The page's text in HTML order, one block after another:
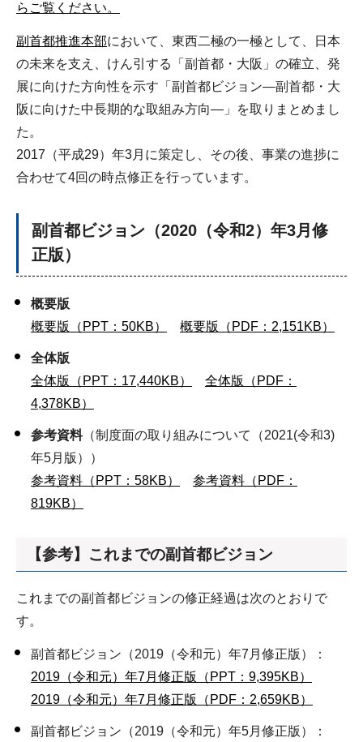
らご覧ください。
副首都推進本部において、東西二極の一極として、日本
の未来を支え、けん引する「副首都・大阪」の確立、発
展に向けた方向性を示す「副首都ビジョン―副首都・大
阪に向けた中長期的な取組み方向―」を取りまとめまし
た。
2017（平成29）年3月に策定し、その後、事業の進捗に
合わせて4回の時点修正を行っています。
副首都ビジョン（2020（令和2）年3月修
正版）
概要版
概要版（PPT：50KB）
概要版（PDF：2,151KB）
全体版
全体版（PPT：17,440KB）
全体版（PDF：
4,378KB）
参考資料（制度面の取り組みについて（2021(令和3)
年5月版））
参考資料（PPT：58KB）
参考資料（PDF：
819KB）
【参考】これまでの副首都ビジョン
これまでの副首都ビジョンの修正経過は次のとおりで
す。
副首都ビジョン（2019（令和元）年7月修正版）：
2019（令和元）年7月修正版（PPT：9,395KB）
2019（令和元）年7月修正版（PDF：2,659KB）
副首都ビジョン（2019（令和元）年5月修正版）：